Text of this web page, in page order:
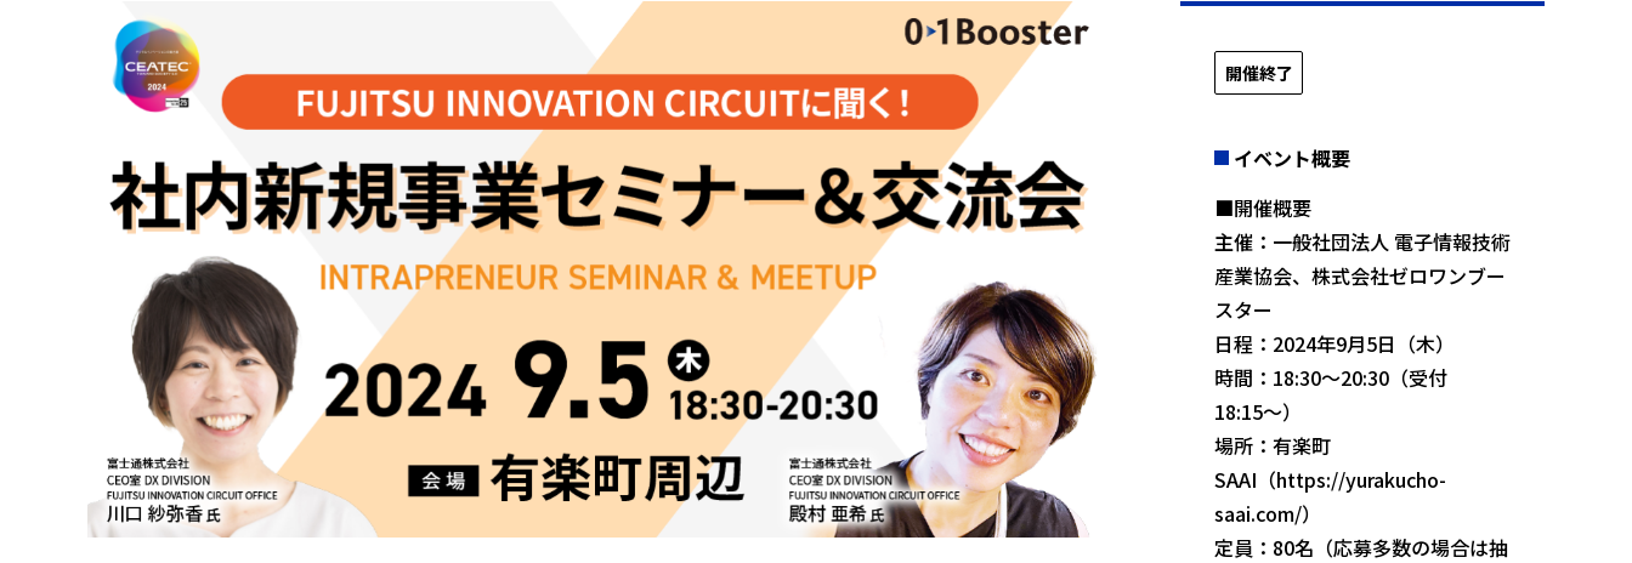
開催終了
イベント概要
■開催概要
主催：一般社団法人 電子情報技術
産業協会、株式会社ゼロワンブー
スター
日程：2024年9月5日（木）
時間：18:30〜20:30（受付
18:15〜）
場所：有楽町
SAAI（https://yurakucho-
saai.com/）
定員：80名（応募多数の場合は抽